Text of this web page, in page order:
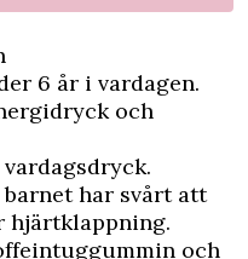
6 år i vardagen.
och
har svårt att
hjärtklappning.
och